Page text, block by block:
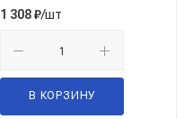
1 308₽/шт
В КОРЗИНУ